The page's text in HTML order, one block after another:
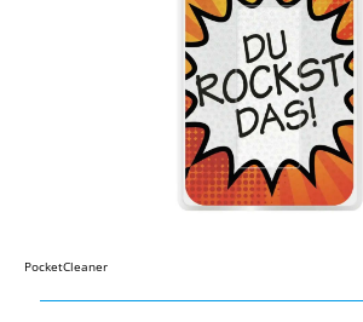
PocketCleaner